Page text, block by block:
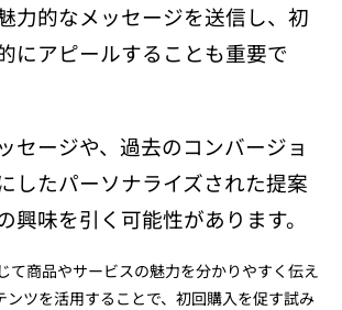
力的なメッセージを送信し、初
にアピールすることも重要で
セージや、過去のコンバージョ
したパーソナライズされた提案
興味を引く可能性があります。
て商品やサービスの魅力を分かりやすく伝え
ンツを活用することで、初回購入を促す試み